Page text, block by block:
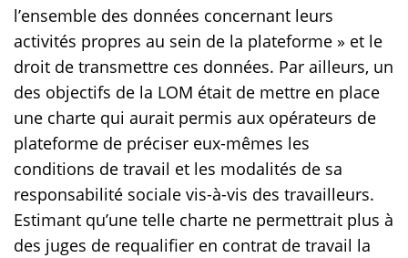
l’ensemble des données concernant leurs
activités propres au sein de la plateforme » et le
droit de transmettre ces données. Par ailleurs, un
des objectifs de la LOM était de mettre en place
une charte qui aurait permis aux opérateurs de
plateforme de préciser eux-mêmes les
conditions de travail et les modalités de sa
responsabilité sociale vis-à-vis des travailleurs.
Estimant qu’une telle charte ne permettrait plus à
des juges de requalifier en contrat de travail la